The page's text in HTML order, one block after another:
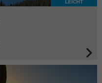
LEICHT